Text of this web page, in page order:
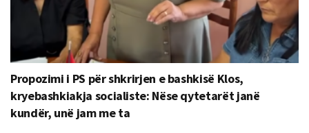
Propozimi i PS për shkrirjen e bashkisë Klos,
kryebashkiakja socialiste: Nëse qytetarët janë
kundër, unë jam me ta